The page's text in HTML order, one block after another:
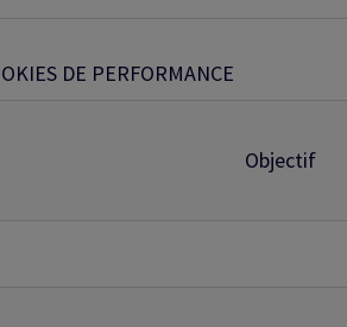
DE PERFORMANCE
Objectif